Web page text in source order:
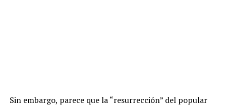
Sin embargo, parece que la “resurrección” del popular